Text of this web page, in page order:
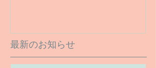
最新のお知らせ